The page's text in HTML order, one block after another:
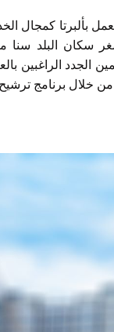
كمجال
سكان البلد سنا
الجدد الراغبين